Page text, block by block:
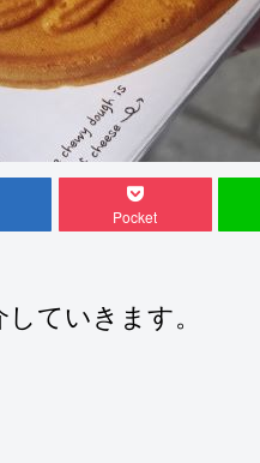
Pocket
ていきます。